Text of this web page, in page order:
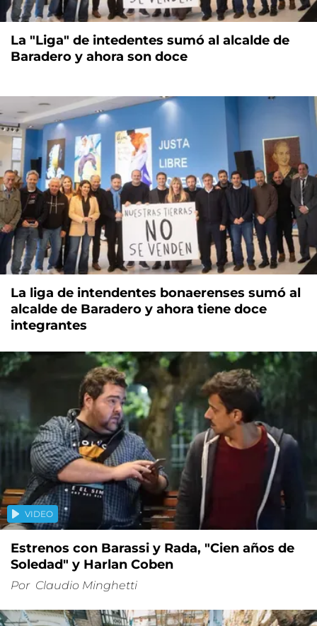
La "Liga" de intedentes sumó al alcalde de
Baradero y ahora son doce
La liga de intendentes bonaerenses sumó al
alcalde de Baradero y ahora tiene doce
integrantes
VIDEO
Estrenos con Barassi y Rada, "Cien años de
Soledad" y Harlan Coben
Por Claudio Minghetti